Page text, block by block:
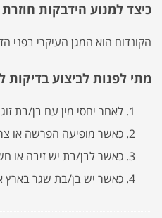
כיצד למנוע הידבקות
הקונדום הוא המגן העיקרי בפני
מתי לפנות לביצוע בדיקות
לאחר יחסי מין עם בן/בת
כאשר מופיעה הפרשה או
כאשר לבן/בת יש זיבה או
כאשר יש בן/בת שגר בארץ